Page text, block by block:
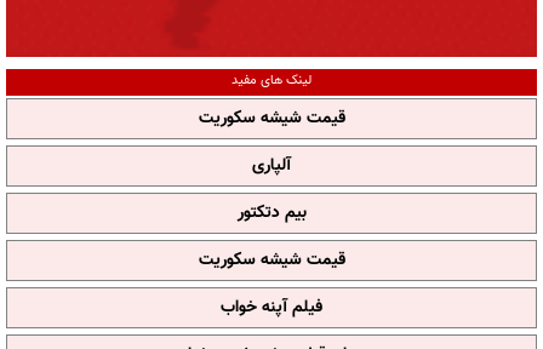
لینک های مفید
قیمت شیشه سکوریت
آلپاری
بیم دتکتور
قیمت شیشه سکوریت
فیلم آپنه خواب